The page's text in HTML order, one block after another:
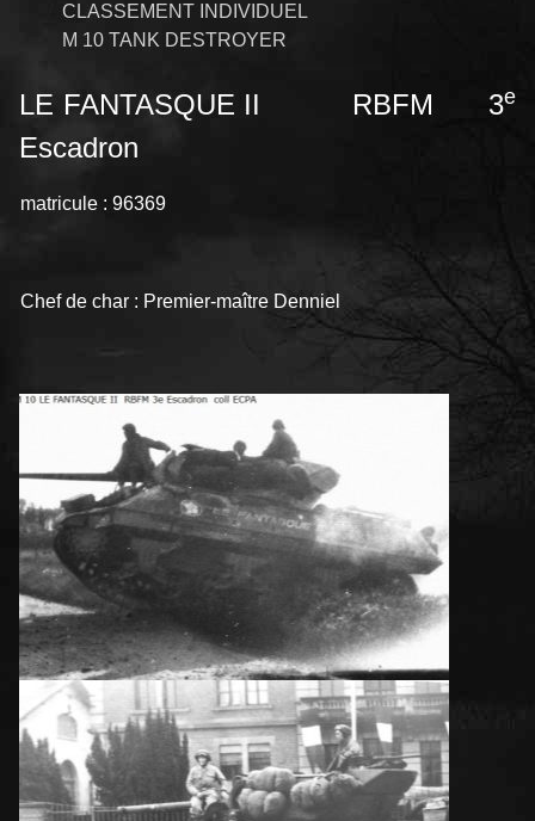
CLASSEMENT INDIVIDUEL
M 10 TANK DESTROYER
LE FANTASQUE II RBFM 3e
Escadron
matricule : 96369
Chef de char : Premier-maître Denniel